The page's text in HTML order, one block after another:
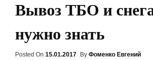
Вывоз ТБО и
нужно знать
Posted On Posted
15.01.2017 By Фоменко Евгений